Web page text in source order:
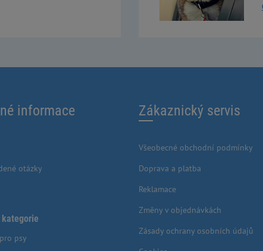
informace
otázky
psy
Zákaznický servis
Všeobecné obchodní podmínky
Doprava a platba
Reklamace
Změny v objednávkách
Zásady ochrany osobních údajů